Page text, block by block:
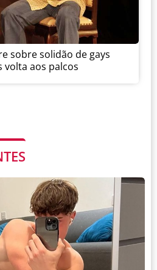
sobre solidão de gays
volta aos palcos